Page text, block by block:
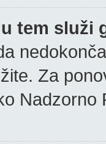
tem služi
Za
Nadzorno